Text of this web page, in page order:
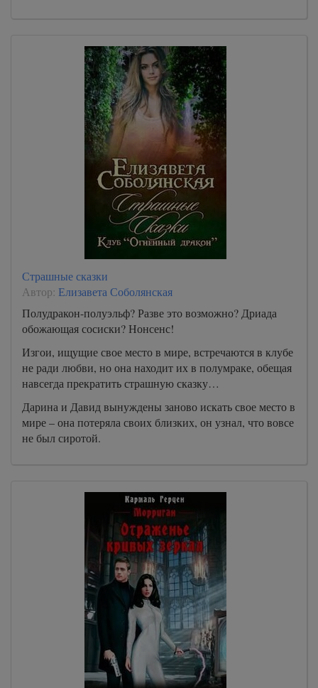
Страшные сказки
Автор: Елизавета Соболянская
Полудракон-полуэльф? Разве это возможно? Дриада
обожающая сосиски? Нонсенс!
Изгои, ищущие свое место в мире, встречаются в клубе
не ради любви, но она находит их в полумраке, обещая
навсегда прекратить страшную сказку…
Дарина и Давид вынуждены заново искать свое место в
мире – она потеряла своих близких, он узнал, что вовсе
не был сиротой.